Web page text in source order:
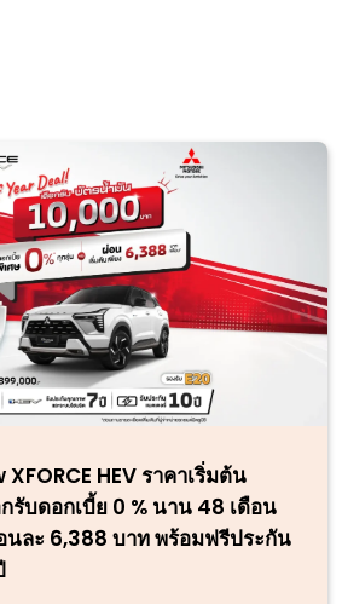
HEV ราคาเริ่มต้น
รับดอกเบี้ย 0 % นาน 48 เดือน
นละ 6,388 บาท พร้อมฟรีประกัน